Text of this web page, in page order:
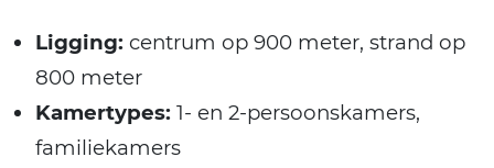
Ligging: centrum op 900 meter, strand op
800 meter
Kamertypes: 1- en 2-persoonskamers,
familiekamers